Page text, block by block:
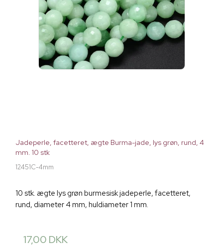
Jadeperle, facetteret, ægte Burma-jade, lys grøn, rund, 4
mm. 10 stk
12451C-4mm
10 stk. ægte lys grøn burmesisk jadeperle, facetteret,
rund, diameter 4 mm, huldiameter 1 mm.
17,00 DKK